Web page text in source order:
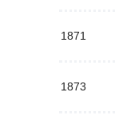
1871
1873